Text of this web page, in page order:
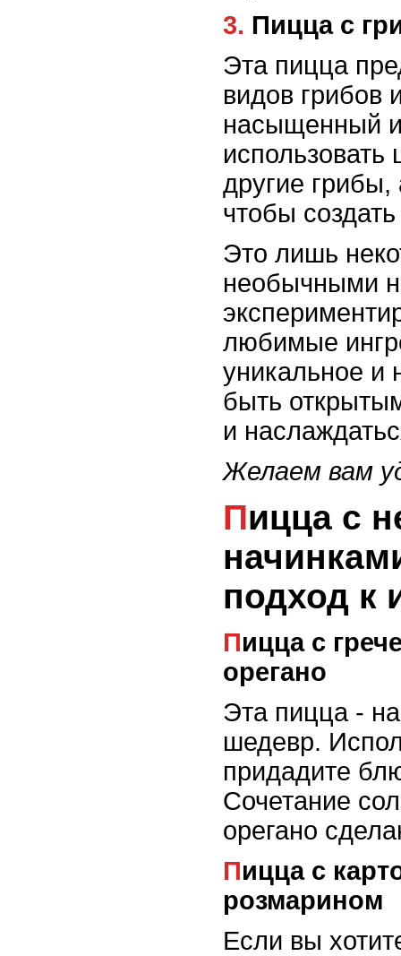
3. Пицца с
Эта пицца
видов грибов
насыщенный
другие
чтобы
Это лишь
необычными
любимые
уникальное и
быть
и
Желаем вам
Пицца с необычными
подход к
Пицца с греческими сырками, оливками и
орегано
Эта пицца -
шедевр.
придадите
Сочетание
орегано
Пицца с картофелем, беконом и
розмарином
Если вы